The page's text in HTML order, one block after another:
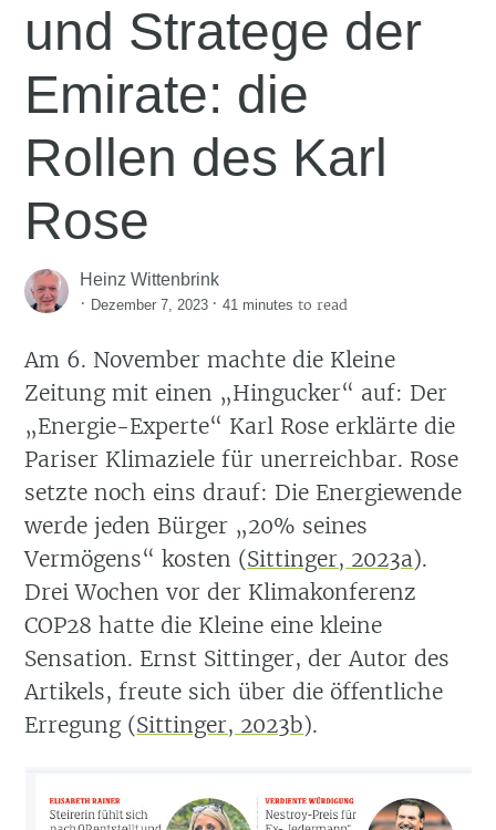
und Stratege der
Emirate: die
Rollen des Karl
Rose
Heinz Wittenbrink
· Dezember 7, 2023 ·41 minutes to read
Am 6. November machte die Kleine
Zeitung mit einen „Hingucker“ auf: Der
„Energie-Experte“ Karl Rose erklärte die
Pariser Klimaziele für unerreichbar. Rose
setzte noch eins drauf: Die Energiewende
werde jeden Bürger „20% seines
Vermögens“ kosten (Sittinger, 2023a).
Drei Wochen vor der Klimakonferenz
COP28 hatte die Kleine eine kleine
Sensation. Ernst Sittinger, der Autor des
Artikels, freute sich über die öffentliche
Erregung (Sittinger, 2023b).